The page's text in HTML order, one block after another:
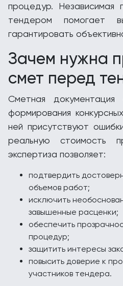
процедур. Независимая
тендером помогает
гарантировать
Зачем нужна
смет перед
Сметная
формирования
ней присутствуют
реальную стоимость
экспертиза позволяет:
подтвердить
объемов работ;
исключить
завышенные расценки;
обеспечить
процедур;
защитить интересы
повысить доверие к
участников тендера.